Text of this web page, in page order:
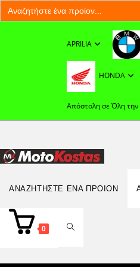
Search
for:
APRILIA
HONDA
Απόστολη σε Όλη
ΑΝΑΖΗΤΉΣΤΕ ΈΝΑ ΠΡΟΊΟΝ
Search
for:
0 TOGGLE